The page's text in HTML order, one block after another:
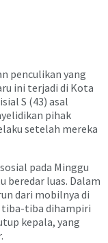
penculikan yang
ini terjadi di Kota
S (43) asal
pihak
setelah mereka
pada Minggu
beredar luas. Dalam
dari mobilnya di
tiba-tiba dihampiri
kepala, yang